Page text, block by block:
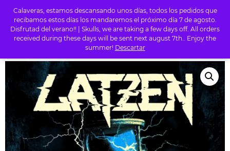
Calaveras, estamos descansando unos días, todos los pedidos que
recibamos estos días los mandaremos el próximo día 7 de agosto.
Disfrutad del verano!! | Skulls, we are taking a few days off. All orders
received during these days will be sent next august 7th.. Enjoy the
summer! Descartar
0
METAL/ LATZEN – DENBORAREN ORBAINAK